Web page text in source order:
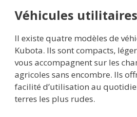
Véhicules utilitaires
Il existe quatre modèles de
Kubota. Ils sont compacts,
vous accompagnent sur les
agricoles sans encombre. Ils
facilité d’utilisation au
terres les plus rudes.